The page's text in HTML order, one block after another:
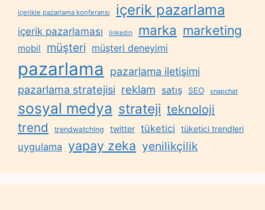
içerikle pazarlama konferansı içerik pazarlama
içerik pazarlaması linkedin marka marketing
mobil müşteri müşteri deneyimi
pazarlama
pazarlama iletişimi
pazarlama stratejisi reklam satış SEO snapchat
sosyal medya strateji teknoloji
trend trendwatching twitter tüketici tüketici trendleri
uygulama yapay zeka yenilikçilik